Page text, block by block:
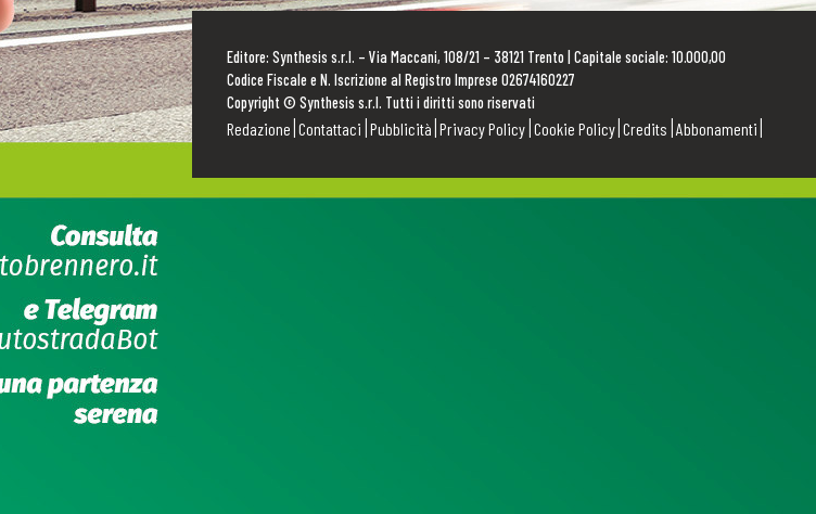
Editore: Synthesis s.r.l. – Via Maccani, 108/21 – 38121 Trento | Capitale sociale: 10.000,00
Codice Fiscale e N. Iscrizione al Registro Imprese 02674160227
Copyright © Synthesis s.r.l. Tutti i diritti sono riservati
Redazione Contattaci Pubblicità Privacy Policy Cookie Policy Credits Abbonamenti